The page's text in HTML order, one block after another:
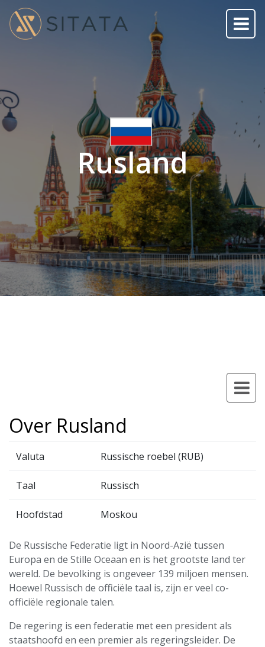
Rusland
Over Rusland
Valuta Russische roebel (RUB)
Taal Russisch
Hoofdstad Moskou
De Russische Federatie ligt in Noord-Azië tussen
Europa en de Stille Oceaan en is het grootste land ter
wereld. De bevolking is ongeveer 139 miljoen mensen.
Hoewel Russisch de officiële taal is, zijn er veel co-
officiële regionale talen.
De regering is een federatie met een president als
staatshoofd en een premier als regeringsleider. De